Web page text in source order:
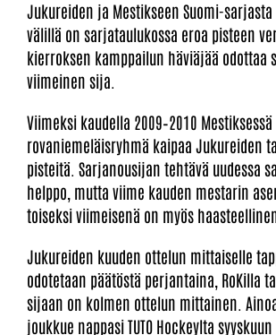
Jukureiden ja Mestikseen Suomi-sarjasta
välillä on sarjataulukossa eroa pisteen
kierroksen kamppailun häviäjää odottaa
viimeinen sija.
Viimeksi kaudella 2009–2010
rovaniemeläisryhmä kaipaa Jukureiden
pisteitä. Sarjanousijan tehtävä uudessa
helppo, mutta viime kauden mestarin
toiseksi viimeisenä on myös
Jukureiden kuuden ottelun mittaiselle
odotetaan päätöstä perjantaina, RoKilla
sijaan on kolmen ottelun mittainen.
joukkue nappasi TUTO Hockeylta